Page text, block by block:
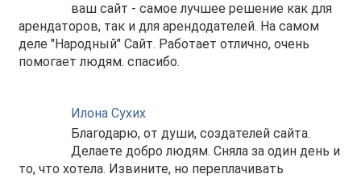
ваш сайт - самое лучшее решение как для
арендаторов, так и для арендодателей. На самом
деле "Народный" Сайт. Работает отлично, очень
помогает людям. спасибо.
Илона Сухих
Благодарю, от души, создателей сайта.
Делаете добро людям. Сняла за один день и
то, что хотела. Извините, но переплачивать